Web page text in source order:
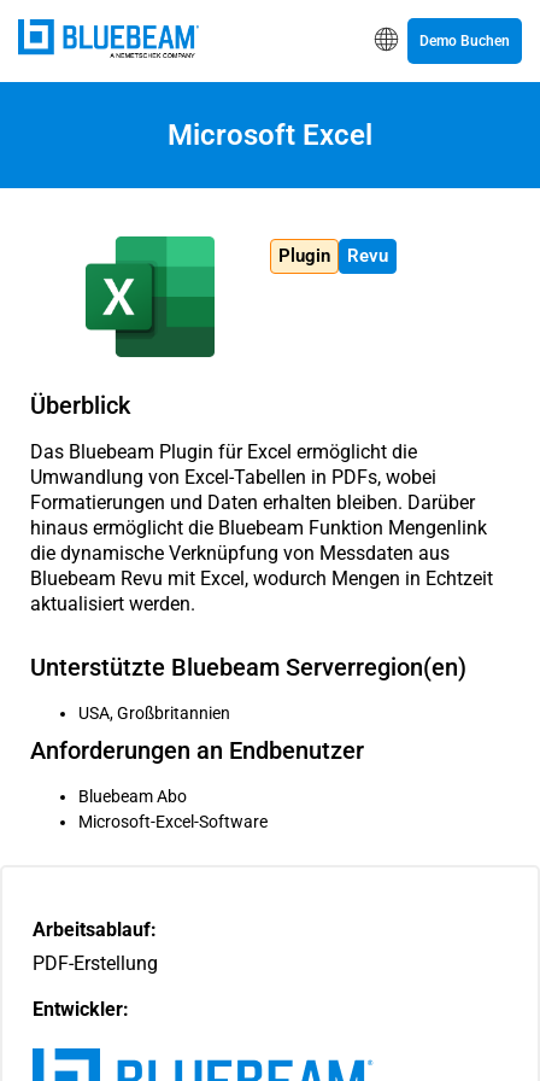
Demo Buchen
Microsoft Excel
Arbeitsablauf:
PDF-Erstellung
Entwickler:
Plugin Revu
Überblick
Das Bluebeam Plugin für Excel ermöglicht die
Umwandlung von Excel-Tabellen in PDFs, wobei
Formatierungen und Daten erhalten bleiben. Darüber
hinaus ermöglicht die Bluebeam Funktion Mengenlink
die dynamische Verknüpfung von Messdaten aus
Bluebeam Revu mit Excel, wodurch Mengen in Echtzeit
aktualisiert werden.
Unterstützte Bluebeam Serverregion(en)
USA, Großbritannien
Anforderungen an Endbenutzer
Bluebeam Abo
Microsoft-Excel-Software